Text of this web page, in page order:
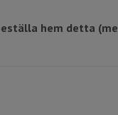
hem detta